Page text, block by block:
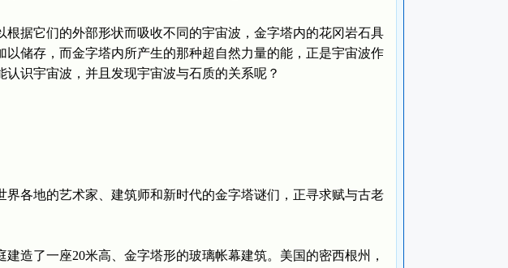
据它们的外部形状而吸收不同的宇宙波，金字塔内的花冈岩石具
储存，而金字塔内所产生的那种超自然力量的能，正是宇宙波作
认识宇宙波，并且发现宇宙波与石质的关系呢？
各地的艺术家、建筑师和新时代的金字塔谜们，正寻求赋与古老
了一座20米高、金字塔形的玻璃帐幕建筑。美国的密西根州，